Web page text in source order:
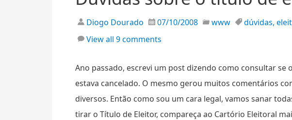
Diogo Dourado 07/10/2008 www dúvidas,
View all 9 comments
Ano passado, escrevi um post dizendo como consultar se
estava cancelado. O mesmo gerou muitos comentários
diversos. Então como sou um cara legal, vamos sanar
tirar o Título de Eleitor, compareça ao Cartório Eleitoral